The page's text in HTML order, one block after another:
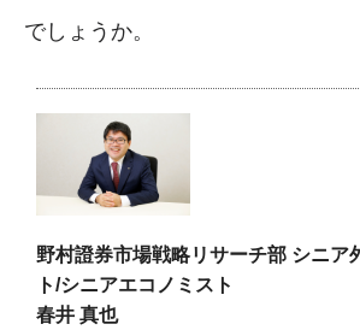
でしょうか。
野村證券市場戦略リサーチ部 シニア
ト/シニアエコノミスト
春井 真也